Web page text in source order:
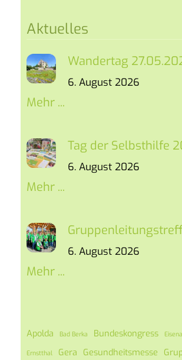
Aktuelles
Wandertag
6. August 2026
Mehr ...
Tag der Selbsthilfe
6. August 2026
Mehr ...
6. August 2026
Mehr ...
Apolda Bad Berka Bundeskongress
Ernstthal Gera Gesundheitsmesse